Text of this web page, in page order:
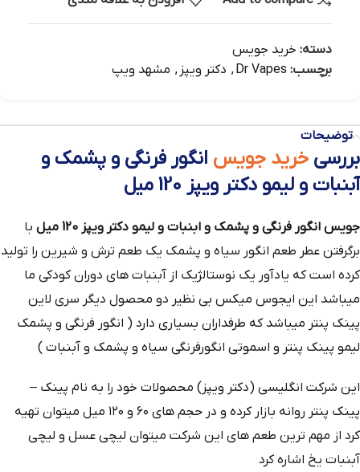
دسته: خرید جویس
برچسب: Dr Vapes
, دکتر ویپز , مشهد ویپ
توضیحات
بررسی خرید جویس انگور فرنگی و پشمک و
آبنبات و لیمو دکتر ویپز 120 میل
جویس انگور فرنگی و پشمک و ابنبات و لیمو دکتر ویپز 120 میل
با
برگرفتن عطر طعم انگور سیاه و پشمک یک طعم ترش و شیرین را تولید
کرده است که یادآور یک نوستالژیک از آبنبات های دوران کودکی ما
میباشد این ایجوس میکس بی نظیر دو محصول دیگر سری لاین
پینک پنتر میباشد که طرفداران بسیاری دارد ( انگور فرنگی و پشمک
لیمو پینک پنتر و اسموتی انگورفرنگی سیاه و پشمک و آبنبات )
این شرکت انگلیسی (دکتر ویپز) محصولات خود را به نام پینک –
پینک پنتر روانه بازار کرده و در حجم های ۶۰ و ۱۲۰ میل میتوان تهیه
کرد از مهم ترین طعم های این شرکت میتوان لیچی عسل و لیچی
آبنبات یخ اشاره کرد